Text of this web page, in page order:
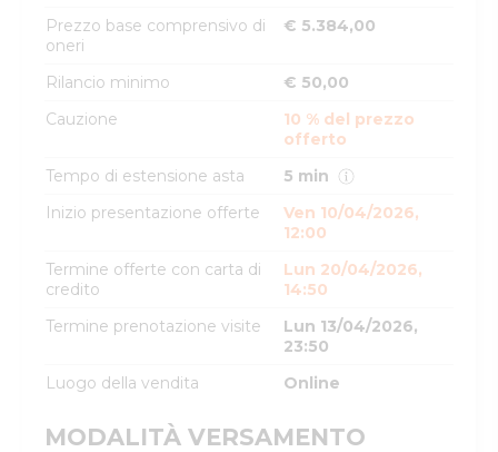
Prezzo base comprensivo di
oneri
€ 5.384,00
Rilancio minimo
€ 50,00
Cauzione
10 % del prezzo
offerto
Tempo di estensione asta
5 min
Inizio presentazione offerte
Ven 10/04/2026,
12:00
Termine offerte con carta di
credito
Lun 20/04/2026,
14:50
Termine prenotazione visite
Lun 13/04/2026,
23:50
Luogo della vendita
Online
MODALITÀ VERSAMENTO